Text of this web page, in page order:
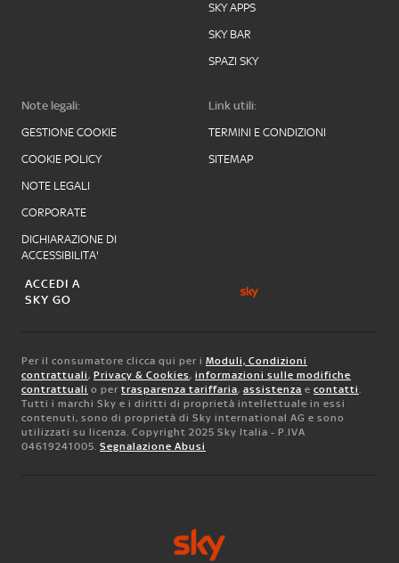
SKY APPS
SKY BAR
SPAZI SKY
Note legali:
GESTIONE COOKIE
COOKIE POLICY
NOTE LEGALI
CORPORATE
DICHIARAZIONE DI
ACCESSIBILITA'
Link utili:
TERMINI E CONDIZIONI
SITEMAP
ACCEDI A
SKY GO
Per il consumatore clicca qui per i Moduli, Condizioni
contrattuali, Privacy & Cookies, informazioni sulle modifiche
contrattuali o per trasparenza tariffaria, assistenza e contatti.
Tutti i marchi Sky e i diritti di proprietà intellettuale in essi
contenuti, sono di proprietà di Sky international AG e sono
utilizzati su licenza. Copyright 2025 Sky Italia - P.IVA
04619241005. Segnalazione Abusi